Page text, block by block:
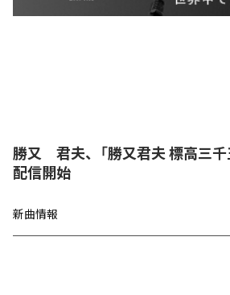
勝又 君夫、「勝又君夫 標高三千
配信開始
新曲情報